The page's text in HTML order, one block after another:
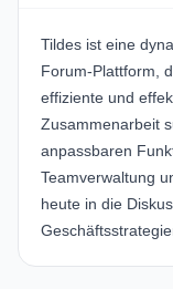
Tildes ist eine
Forum-Plattform,
effiziente und
Zusammenarbeit
anpassbaren
Teamverwaltung
heute in die